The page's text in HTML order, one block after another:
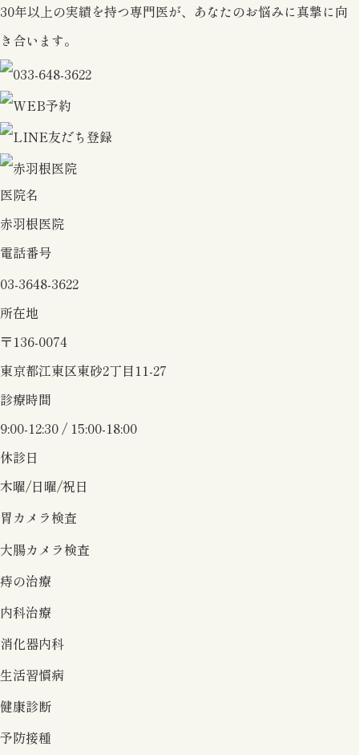
30年以上の実績を持つ専門医が、 あなたのお悩みに真摯に向
き合います。
医院名
赤羽根医院
電話番号
03-3648-3622
所在地
〒136-0074
東京都江東区東砂2丁目11-27
診療時間
9:00-12:30 / 15:00-18:00
休診日
木曜/日曜/祝日
胃カメラ検査
大腸カメラ検査
痔の治療
内科治療
消化器内科
生活習慣病
健康診断
予防接種